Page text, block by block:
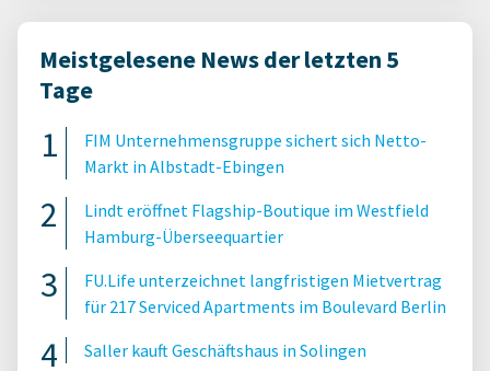
Meistgelesene News der letzten 5
Tage
FIM Unternehmensgruppe sichert sich Netto-
Markt in Albstadt-Ebingen
Lindt eröffnet Flagship-Boutique im Westfield
Hamburg-Überseequartier
FU.Life unterzeichnet langfristigen Mietvertrag
für 217 Serviced Apartments im Boulevard Berlin
Saller kauft Geschäftshaus in Solingen